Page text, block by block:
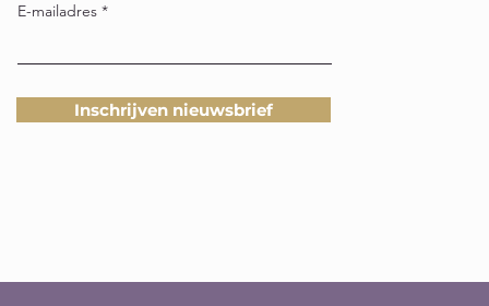
E-mailadres
Inschrijven nieuwsbrief